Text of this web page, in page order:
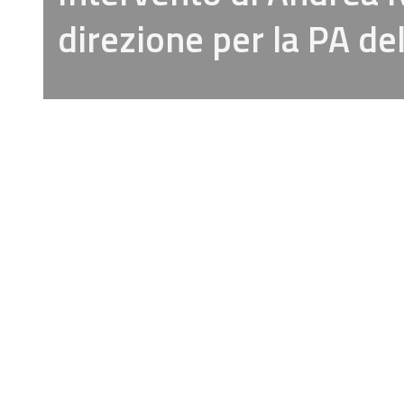
direzione per la PA